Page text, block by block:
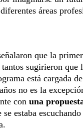
áreas
que la
sugirieron que
está cargada
no es la
con una
se estaba